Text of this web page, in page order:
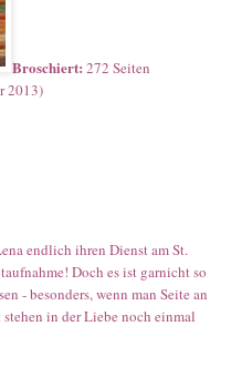
Broschiert: 272 Seiten
2013)
endlich ihren Dienst am St.
Doch es ist garnicht so
- besonders, wenn man Seite an
in der Liebe noch einmal